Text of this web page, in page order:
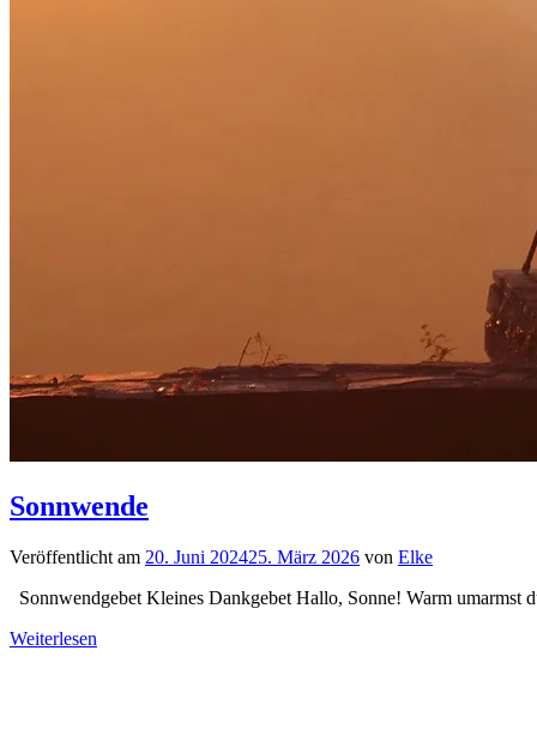
Sonnwende
Veröffentlicht am 20. Juni 202425. März 2026 von Elke
Sonnwendgebet Kleines Dankgebet Hallo, Sonne! Warm umarmst
Weiterlesen